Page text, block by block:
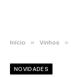
Início » Vinhos »
NOVIDADES